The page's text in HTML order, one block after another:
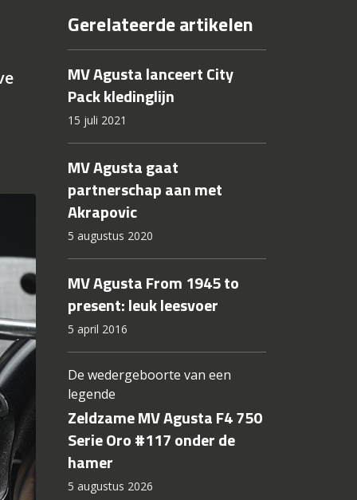
Gerelateerde artikelen
MV Agusta lanceert City
Pack kledinglijn
15 juli 2021
MV Agusta gaat
partnerschap aan met
Akrapovic
5 augustus 2020
MV Agusta From 1945 to
present: leuk leesvoer
5 april 2016
De wedergeboorte van een
legende
Zeldzame MV Agusta F4 750
Serie Oro #117 onder de
hamer
5 augustus 2026